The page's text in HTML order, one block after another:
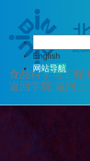
食品科学与工程
返回学院 返回上
English
网站导航